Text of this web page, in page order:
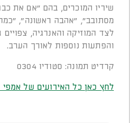
שיריו המוכרים, בהם "אם את
מסתובב", "אהבה ראשונה",
לצד המוזיקה והאנרגיה, צפויים
והפתעות נוספות לאורך הערב.
קרדיט תמונה: סטודיו 0304
לחץ כאן כל האירועים של אמפי